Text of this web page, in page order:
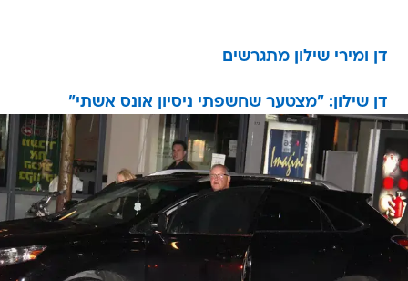
דן ומירי שילון מתגרשים
דן שילון: "מצטער שחשפתי ניסיון אונס אשתי"